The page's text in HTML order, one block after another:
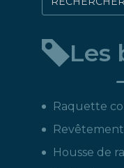
Les
Raquette
Housse de